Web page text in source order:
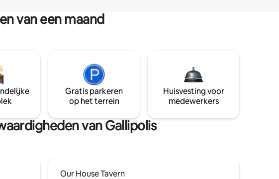
van een maand
Gratis parkeren
op het terrein
Huisvesting voor
medewerkers
van Gallipolis
Our House Tavern